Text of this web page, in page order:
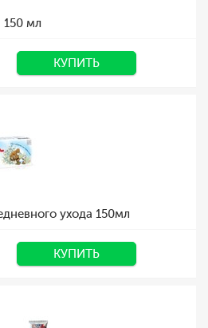
150 мл
КУПИТЬ
ухода 150мл
КУПИТЬ